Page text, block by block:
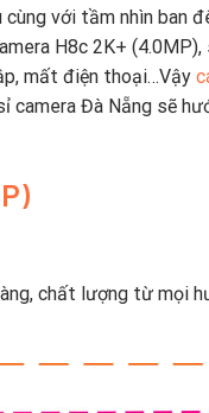
với tầm nhìn ban
H8c 2K+
mất điện thoại…Vậy
camera Đà Nẵng sẽ
chất lượng từ mọi